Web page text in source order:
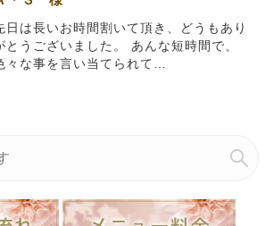
日は長いお時間割いて頂き、どうもあり
とうございました。 あんな短時間で、
々な事を言い当てられて…